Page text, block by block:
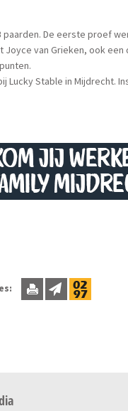
De eerste proef
van Grieken, ook
Lucky Stable in Mijdrecht.